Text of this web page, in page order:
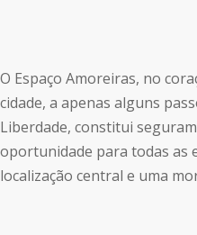
O Espaço Amoreiras, no
cidade, a apenas alguns
Liberdade, constitui
oportunidade para todas as
localização central e uma
Necessary
These